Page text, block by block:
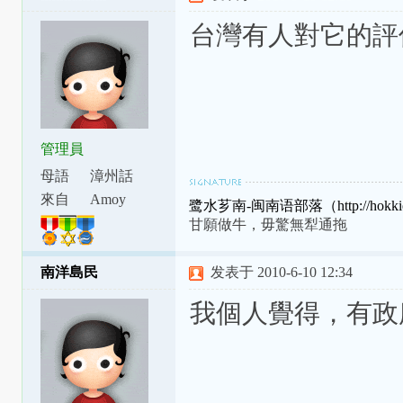
管理員
母語
漳州話
來自
Amoy
台灣有人對它的
鹭水芗南-闽南语部落（http://
甘願做牛，毋驚無犁通拖
南洋島民 发表于 2010-6-10 12:34
我個人覺得，有